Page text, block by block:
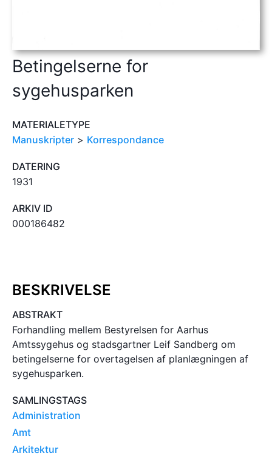
Betingelserne for
sygehusparken
MATERIALETYPE
Manuskripter > Korrespondance
DATERING
1931
ARKIV ID
000186482
BESKRIVELSE
ABSTRAKT
Forhandling mellem Bestyrelsen for Aarhus
Amtssygehus og stadsgartner Leif Sandberg om
betingelserne for overtagelsen af planlægningen af
sygehusparken.
SAMLINGSTAGS
Administration
Amt
Arkitektur